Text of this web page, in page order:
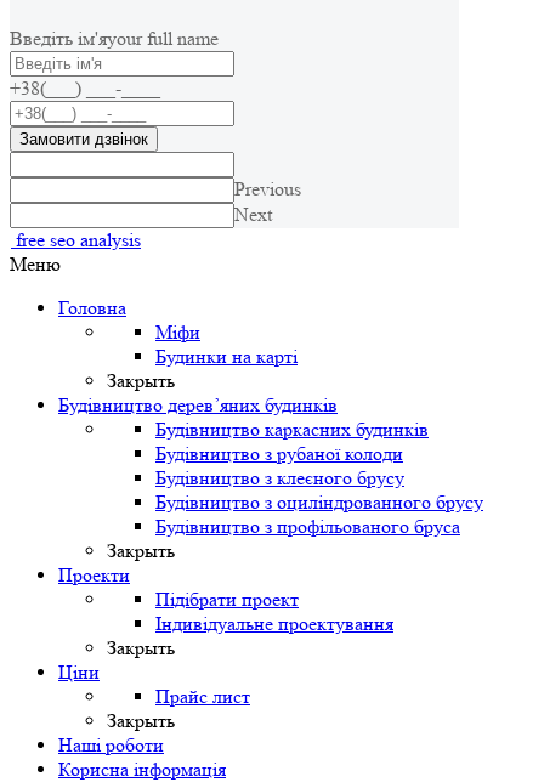
Введіть ім'яyour full name
+38(___) ___-____
Замовити дзвінок
Previous
Next
free seo analysis
Меню
Головна
Міфи
Будинки на карті
Закрыть
Будівництво дерев’яних будинків
Будівництво каркасних будинків
Будівництво з рубаної колоди
Будівництво з клеєного брусу
Будівництво з оциліндрованного брусу
Будівництво з профільованого бруса
Закрыть
Проекти
Підібрати проект
Індивідуальне проектування
Закрыть
Ціни
Прайс лист
Закрыть
Наші роботи
Корисна інформація